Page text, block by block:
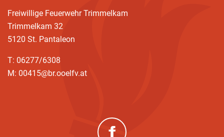
Freiwillige Feuerwehr Trimmelkam
Trimmelkam 32
5120 St. Pantaleon
T: 06277/6308
M: 00415@br.ooelfv.at